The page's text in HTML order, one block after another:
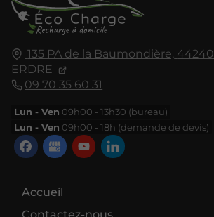
135 PA de la Baumondière, 44240
ERDRE
09 70 35 60 31
Lun - Ven 09h00 - 13h30 (bureau)
Lun - Ven 09h00 - 18h (demande de devis)
Accueil